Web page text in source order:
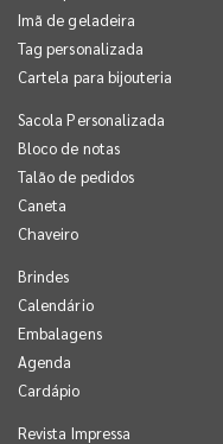
Imã de geladeira
Tag personalizada
Cartela para bijouteria
Sacola Personalizada
Bloco de notas
Talão de pedidos
Caneta
Chaveiro
Brindes
Calendário
Embalagens
Agenda
Cardápio
Revista Impressa